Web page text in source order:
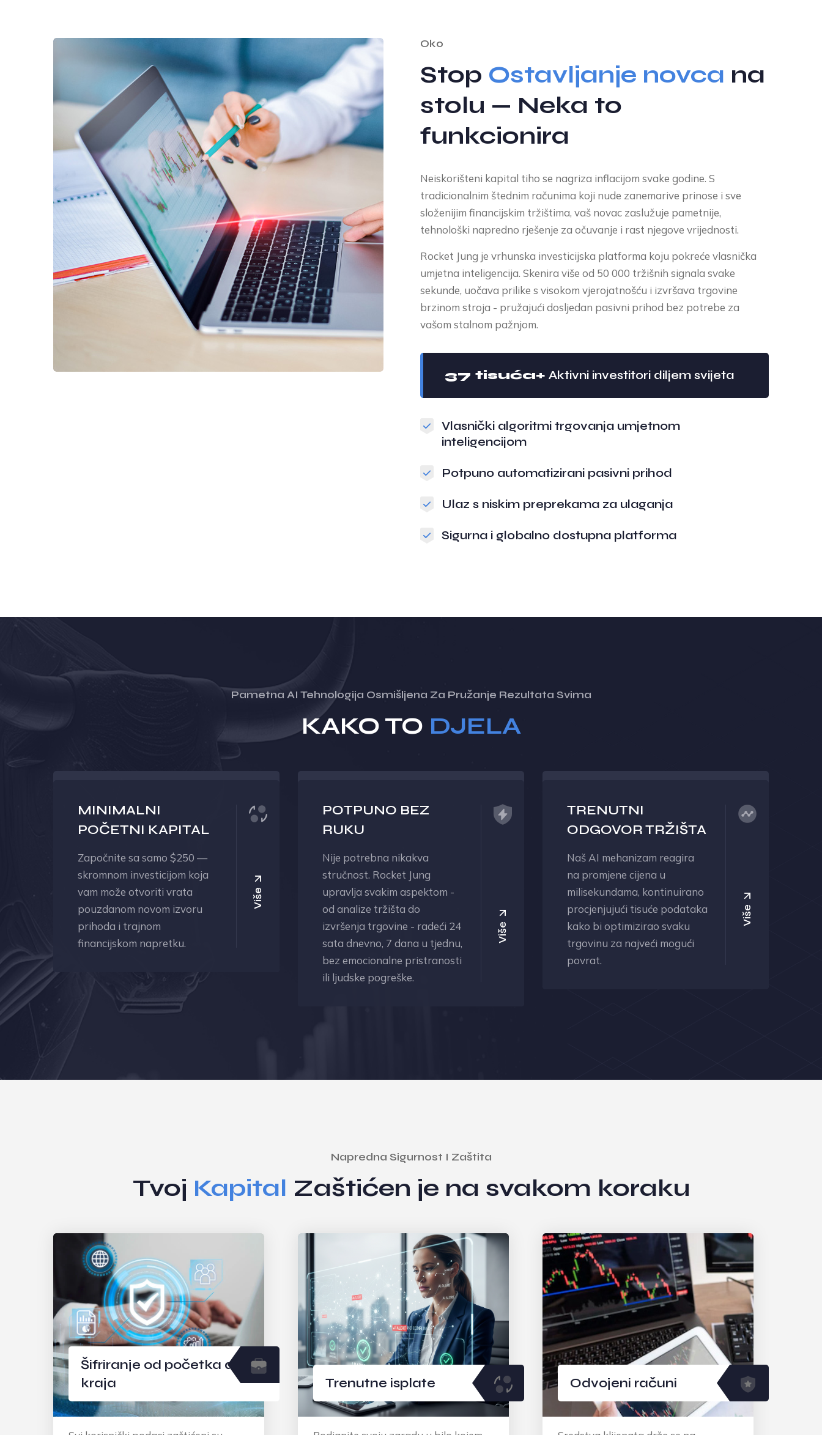
Oko
Stop Ostavljanje novca na
stolu — Neka to
funkcionira
Neiskorišteni kapital tiho se nagriza inflacijom svake godine. S
tradicionalnim štednim računima koji nude zanemarive prinose i sve
složenijim financijskim tržištima, vaš novac zaslužuje pametnije,
tehnološki napredno rješenje za očuvanje i rast njegove vrijednosti.
Rocket Jung je vrhunska investicijska platforma koju pokreće vlasnička
umjetna inteligencija. Skenira više od 50 000 tržišnih signala svake
sekunde, uočava prilike s visokom vjerojatnošću i izvršava trgovine
brzinom stroja - pružajući dosljedan pasivni prihod bez potrebe za
vašom stalnom pažnjom.
37 tisuća+ Aktivni investitori diljem svijeta
Vlasnički algoritmi trgovanja umjetnom
inteligencijom
Potpuno automatizirani pasivni prihod
Ulaz s niskim preprekama za ulaganja
Sigurna i globalno dostupna platforma
Pametna AI Tehnologija Osmišljena Za Pružanje Rezultata Svima
KAKO TO DJELA
MINIMALNI
POČETNI KAPITAL
Započnite sa samo $250 —
skromnom investicijom koja
vam može otvoriti vrata
pouzdanom novom izvoru
prihoda i trajnom
financijskom napretku.
Više
POTPUNO BEZ
RUKU
Nije potrebna nikakva
stručnost. Rocket Jung
upravlja svakim aspektom -
od analize tržišta do
izvršenja trgovine - radeći 24
sata dnevno, 7 dana u tjednu,
bez emocionalne pristranosti
ili ljudske pogreške.
Više
TRENUTNI
ODGOVOR TRŽIŠTA
Naš AI mehanizam reagira
na promjene cijena u
milisekundama, kontinuirano
procjenjujući tisuće podataka
kako bi optimizirao svaku
trgovinu za najveći mogući
povrat.
Više
Napredna Sigurnost I Zaštita
Tvoj Kapital Zaštićen je na svakom koraku
Trenutne isplate Odvojeni računi Potvrđena infrastruktura